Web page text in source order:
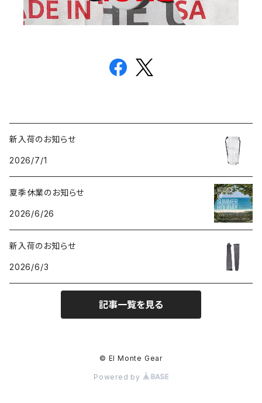
新入荷のお知らせ
2026/7/1
夏季休業のお知らせ
2026/6/26
新入荷のお知らせ
2026/6/3
記事一覧を見る
© El Monte Gear
Powered by